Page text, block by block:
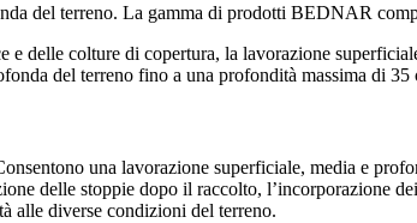
del terreno. La gamma di prodotti BEDNAR
delle colture di copertura, la lavorazione
del terreno fino a una profondità massima di 35
una lavorazione superficiale, media e
delle stoppie dopo il raccolto, l’incorporazione
alle diverse condizioni del terreno.